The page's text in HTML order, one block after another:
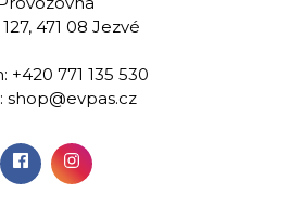
471 08 Jezvé
+420 771 135 530
shop@evpas.cz